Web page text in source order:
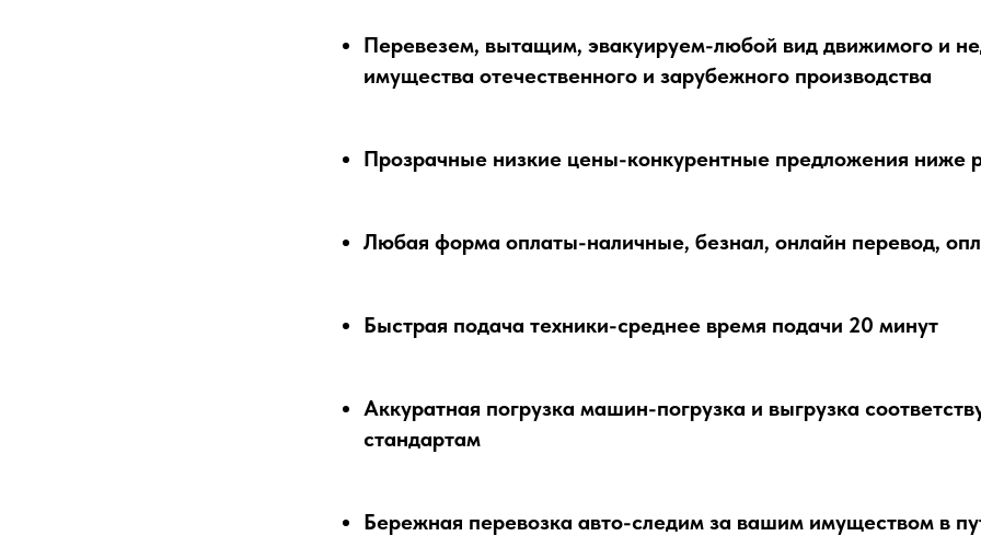
Перевезем, вытащим, эвакуируем-любой вид движимого и
имущества отечественного и зарубежного производства
Прозрачные низкие цены-конкурентные предложения ниже
Любая форма оплаты-наличные, безнал, онлайн перевод,
Быстрая подача техники-среднее время подачи 20 минут
Аккуратная погрузка машин-погрузка и выгрузка
стандартам
Бережная перевозка авто-следим за вашим имуществом в